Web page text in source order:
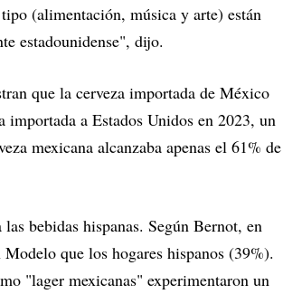
(alimentación, música y arte) están
estadounidense", dijo.
que la cerveza importada de México
importada a Estados Unidos en 2023, un
mexicana alcanzaba apenas el 61% de
bebidas hispanas. Según Bernot, en
que los hogares hispanos (39%).
"lager mexicanas" experimentaron un